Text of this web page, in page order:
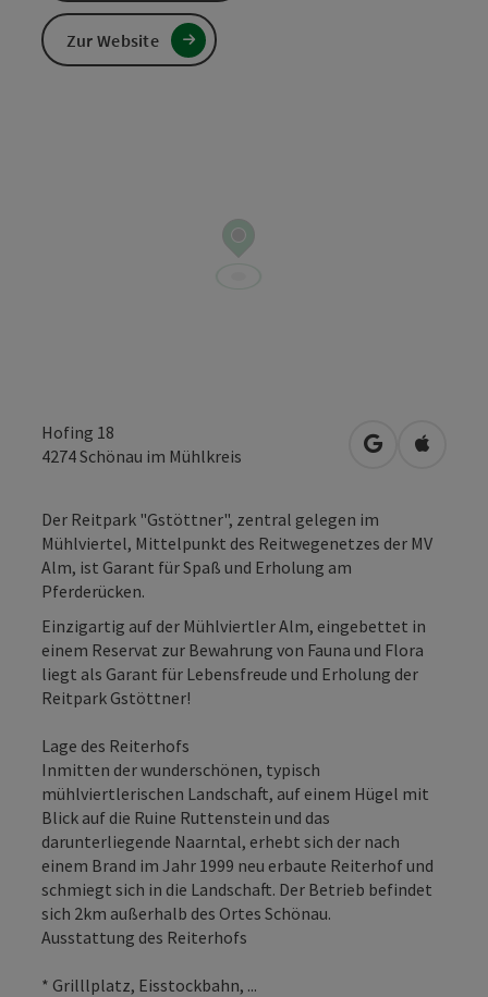
Hofing 18
4274Schönau im Mühlkreis in Google
in
Der Reitpark "Gstöttner", zentral gelegen im
Mühlviertel, Mittelpunkt des Reitwegenetzes der MV
Alm, ist Garant für Spaß und Erholung am
Pferderücken.
Einzigartig auf der Mühlviertler Alm, eingebettet in
einem Reservat zur Bewahrung von Fauna und Flora
liegt als Garant für Lebensfreude und Erholung der
Reitpark Gstöttner!
Lage des Reiterhofs
Inmitten der wunderschönen, typisch
mühlviertlerischen Landschaft, auf einem Hügel mit
Blick auf die Ruine Ruttenstein und das
darunterliegende Naarntal, erhebt sich der nach
einem Brand im Jahr 1999 neu erbaute Reiterhof und
schmiegt sich in die Landschaft. Der Betrieb befindet
sich 2km außerhalb des Ortes Schönau.
Ausstattung des Reiterhofs
* Grilllplatz, Eisstockbahn, ...
Zur Website